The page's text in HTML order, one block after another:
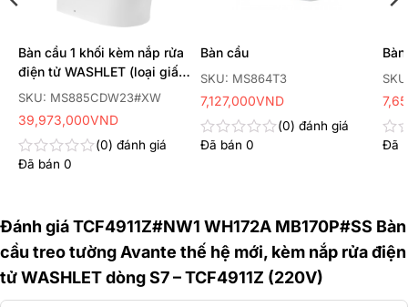
SKU: MS885CDW23#XW
Bàn cầu 1 khối kèm nắp rửa
điện tử WASHLET (loại giấu
dây) dòng S7 –
Được
5
0
đánh giá
Đã bán 0
39,973,000VND
SKU: MS864T3
Bàn cầu
Được
sao
0
đánh giá
Đã bán 0
7,127,000VND
sao
Đã
Đánh giá TCF4911Z#NW1 WH172A MB170P#SS Bàn
cầu treo tường Avante thế hệ mới, kèm nắp rửa điện
tử WASHLET dòng S7 – TCF4911Z (220V)